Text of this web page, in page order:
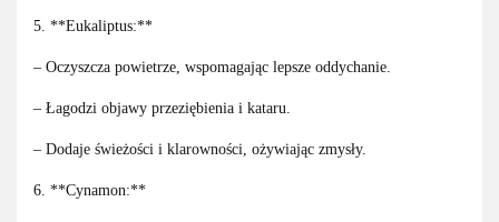
5. **Eukaliptus:**
– Oczyszcza powietrze, wspomagając lepsze oddychanie.
– Łagodzi objawy przeziębienia i kataru.
– Dodaje świeżości i klarowności, ożywiając zmysły.
6. **Cynamon:**